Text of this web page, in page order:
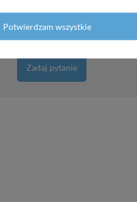
Zadaj pytanie
Potwierdzam wszystkie